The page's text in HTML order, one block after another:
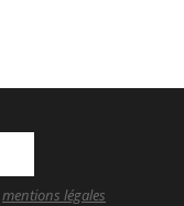
mentions légales